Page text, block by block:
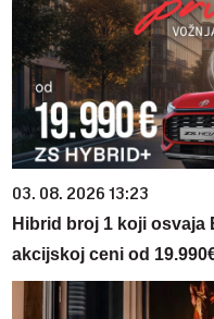
03. 08. 2026 13:23
Hibrid broj 1 koji
akcijskoj ceni od